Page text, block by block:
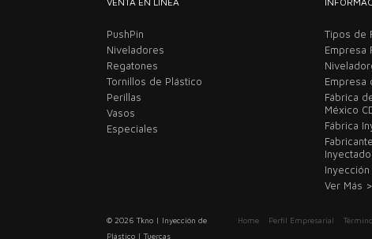
PushPin
Niveladores
Regatones
Tornillos de Plástico
Perillas
Vasos
Especiales
Tipos de
Empresa
Empresa
Fábrica
México
Fábrica
Inyectado
Inyección
Ver Más >
Home Perfil Empresarial
© 2026 Tkno | Inyección de
Plástico | Tuercas